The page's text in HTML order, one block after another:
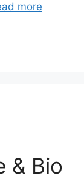
more
& Bio